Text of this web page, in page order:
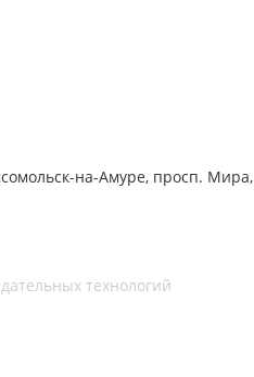
на-Амуре, просп. Мира,
технологий